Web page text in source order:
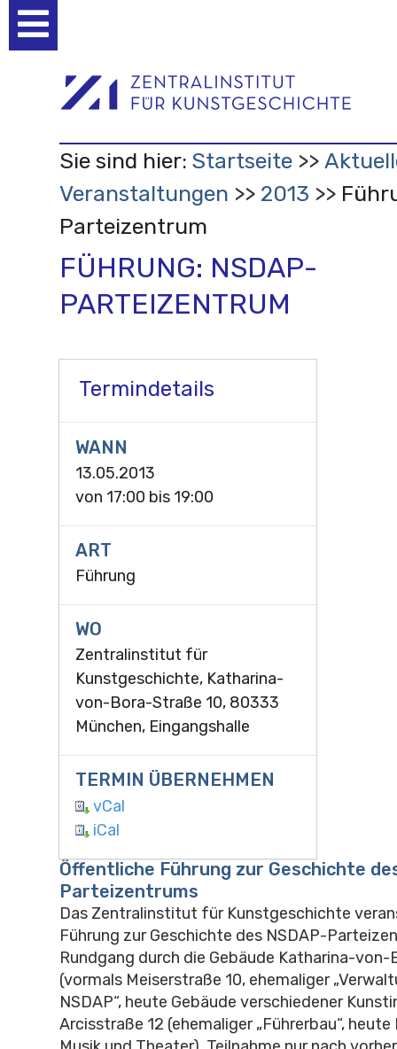
Werkzeuge
Sie sind hier: Startseite
Veranstaltungen
2013
Parteizentrum
FÜHRUNG: NSDAP-
PARTEIZENTRUM
Termindetails
WANN
13.05.2013
von 17:00 bis 19:00
ART
Führung
WO
Zentralinstitut für
Kunstgeschichte, Katharina-
von-Bora-Straße 10, 80333
München, Eingangshalle
TERMIN ÜBERNEHMEN
vCal
iCal
Öffentliche Führung zur Geschichte
Parteizentrums
Das Zentralinstitut für Kunstgeschichte
Führung zur Geschichte des NSDAP-
Rundgang durch die Gebäude Katharina-
(vormals Meiserstraße 10, ehemaliger
NSDAP“, heute Gebäude verschiedener
Arcisstraße 12 (ehemaliger „Führerbau“,